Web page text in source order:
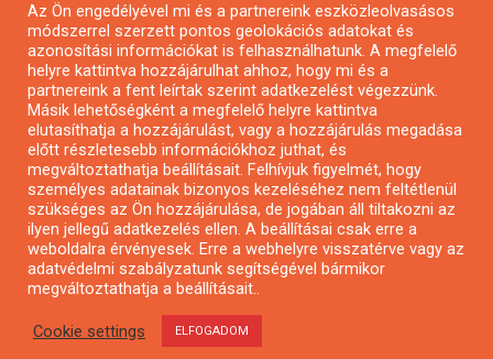
Pályázatok magánszemélyeknek
Pályázatok civil szervezeteknek
Pályázatok vállalkozásoknak
Önkormányzati pályázatok
Mezőgazdasági pályázatok
Falusi turizmus pályázatok
Napelem pályázatok
GINOP pályázatok
Az Ön engedélyével mi és a partnereink eszközleolvasásos
módszerrel szerzett pontos geolokációs adatokat és
azonosítási információkat is felhasználhatunk. A megfelelő
helyre kattintva hozzájárulhat ahhoz, hogy mi és a
partnereink a fent leírtak szerint adatkezelést végezzünk.
Másik lehetőségként a megfelelő helyre kattintva
elutasíthatja a hozzájárulást, vagy a hozzájárulás megadása
előtt részletesebb információkhoz juthat, és
megváltoztathatja beállításait. Felhívjuk figyelmét, hogy
személyes adatainak bizonyos kezeléséhez nem feltétlenül
szükséges az Ön hozzájárulása, de jogában áll tiltakozni az
ilyen jellegű adatkezelés ellen. A beállításai csak erre a
weboldalra érvényesek. Erre a webhelyre visszatérve vagy az
adatvédelmi szabályzatunk segítségével bármikor
megváltoztathatja a beállításait..
Cookie settings ELFOGADOM